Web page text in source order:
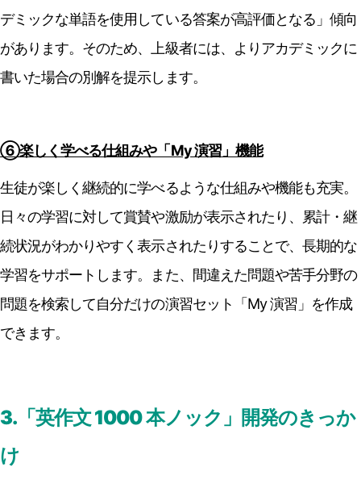
デミックな単語を使用している答案が高評価となる」傾向
があります。そのため、上級者には、よりアカデミックに
書いた場合の別解を提示します。
⑥楽しく学べる仕組みや「My 演習」機能
生徒が楽しく継続的に学べるような仕組みや機能も充実。
日々の学習に対して賞賛や激励が表示されたり、累計・継
続状況がわかりやすく表示されたりすることで、長期的な
学習をサポートします。また、間違えた問題や苦手分野の
問題を検索して自分だけの演習セット「My 演習」を作成
できます。
3.「英作文 1000 本ノック」開発のきっか
け